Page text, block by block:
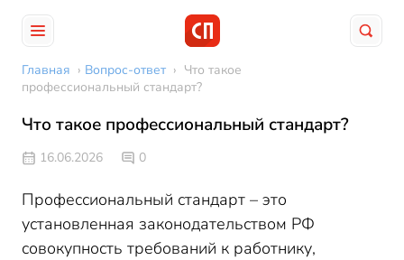
Главная › Вопрос-ответ › Что такое
профессиональный стандарт?
Что такое профессиональный стандарт?
16.06.2026 0
Профессиональный стандарт – это
установленная законодательством РФ
совокупность требований к работнику,